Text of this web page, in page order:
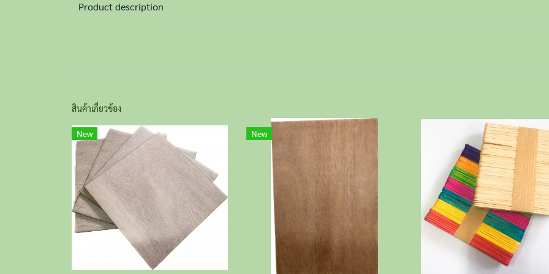
Product description
สินค้าเกี่ยวข้อง
New New